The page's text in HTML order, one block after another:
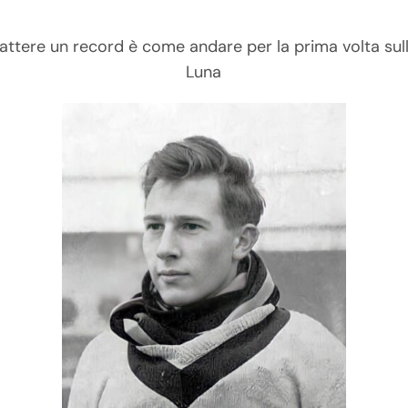
un record è come andare per la prima volta
Luna